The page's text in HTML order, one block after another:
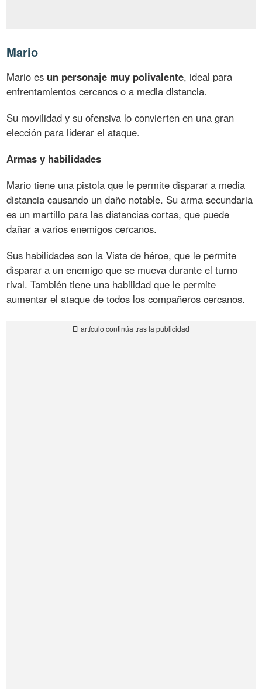
Mario
Mario es un personaje muy polivalente, ideal para
enfrentamientos cercanos o a media distancia.
Su movilidad y su ofensiva lo convierten en una gran
elección para liderar el ataque.
Armas y habilidades
Mario tiene una pistola que le permite disparar a media
distancia causando un daño notable. Su arma secundaria
es un martillo para las distancias cortas, que puede
dañar a varios enemigos cercanos.
Sus habilidades son la Vista de héroe, que le permite
disparar a un enemigo que se mueva durante el turno
rival. También tiene una habilidad que le permite
aumentar el ataque de todos los compañeros cercanos.